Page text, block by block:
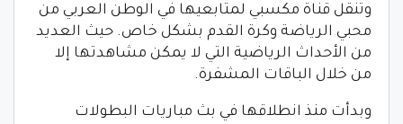
وتنقل قناة مكسبي لمتابعيها في الوطن العربي من
محبي الرياضة وكرة القدم بشكل خاص. حيث العديد
من الأحداث الرياضية التي لا يمكن مشاهدتها إلا
من خلال الباقات المشفرة.
وبدأت منذ انطلاقها في بث مباريات البطولات